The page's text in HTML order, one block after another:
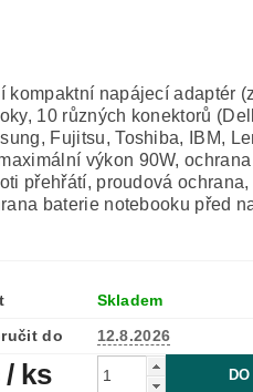
kompaktní napájecí adaptér
10 různých konektorů
Fujitsu, Toshiba, IBM,
výkon 90W,
přehřátí, proudová
baterie notebooku před
Skladem
do
12.8.2026
/ ks